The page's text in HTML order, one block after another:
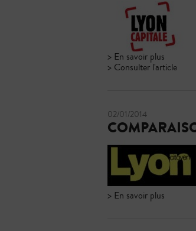
> En savoir plus
> Consulter l'article
02/01/2014
> En savoir plus